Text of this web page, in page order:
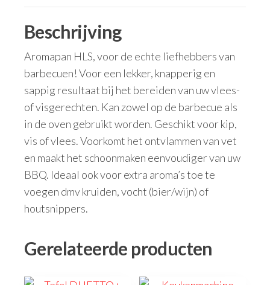
Beschrijving
Aromapan HLS, voor de echte liefhebbers van
barbecuen! Voor een lekker, knapperig en
sappig resultaat bij het bereiden van uw vlees-
of visgerechten. Kan zowel op de barbecue als
in de oven gebruikt worden. Geschikt voor kip,
vis of vlees. Voorkomt het ontvlammen van vet
en maakt het schoonmaken eenvoudiger van uw
BBQ. Ideaal ook voor extra aroma’s toe te
voegen dmv kruiden, vocht (bier/wijn) of
houtsnippers.
Gerelateerde producten